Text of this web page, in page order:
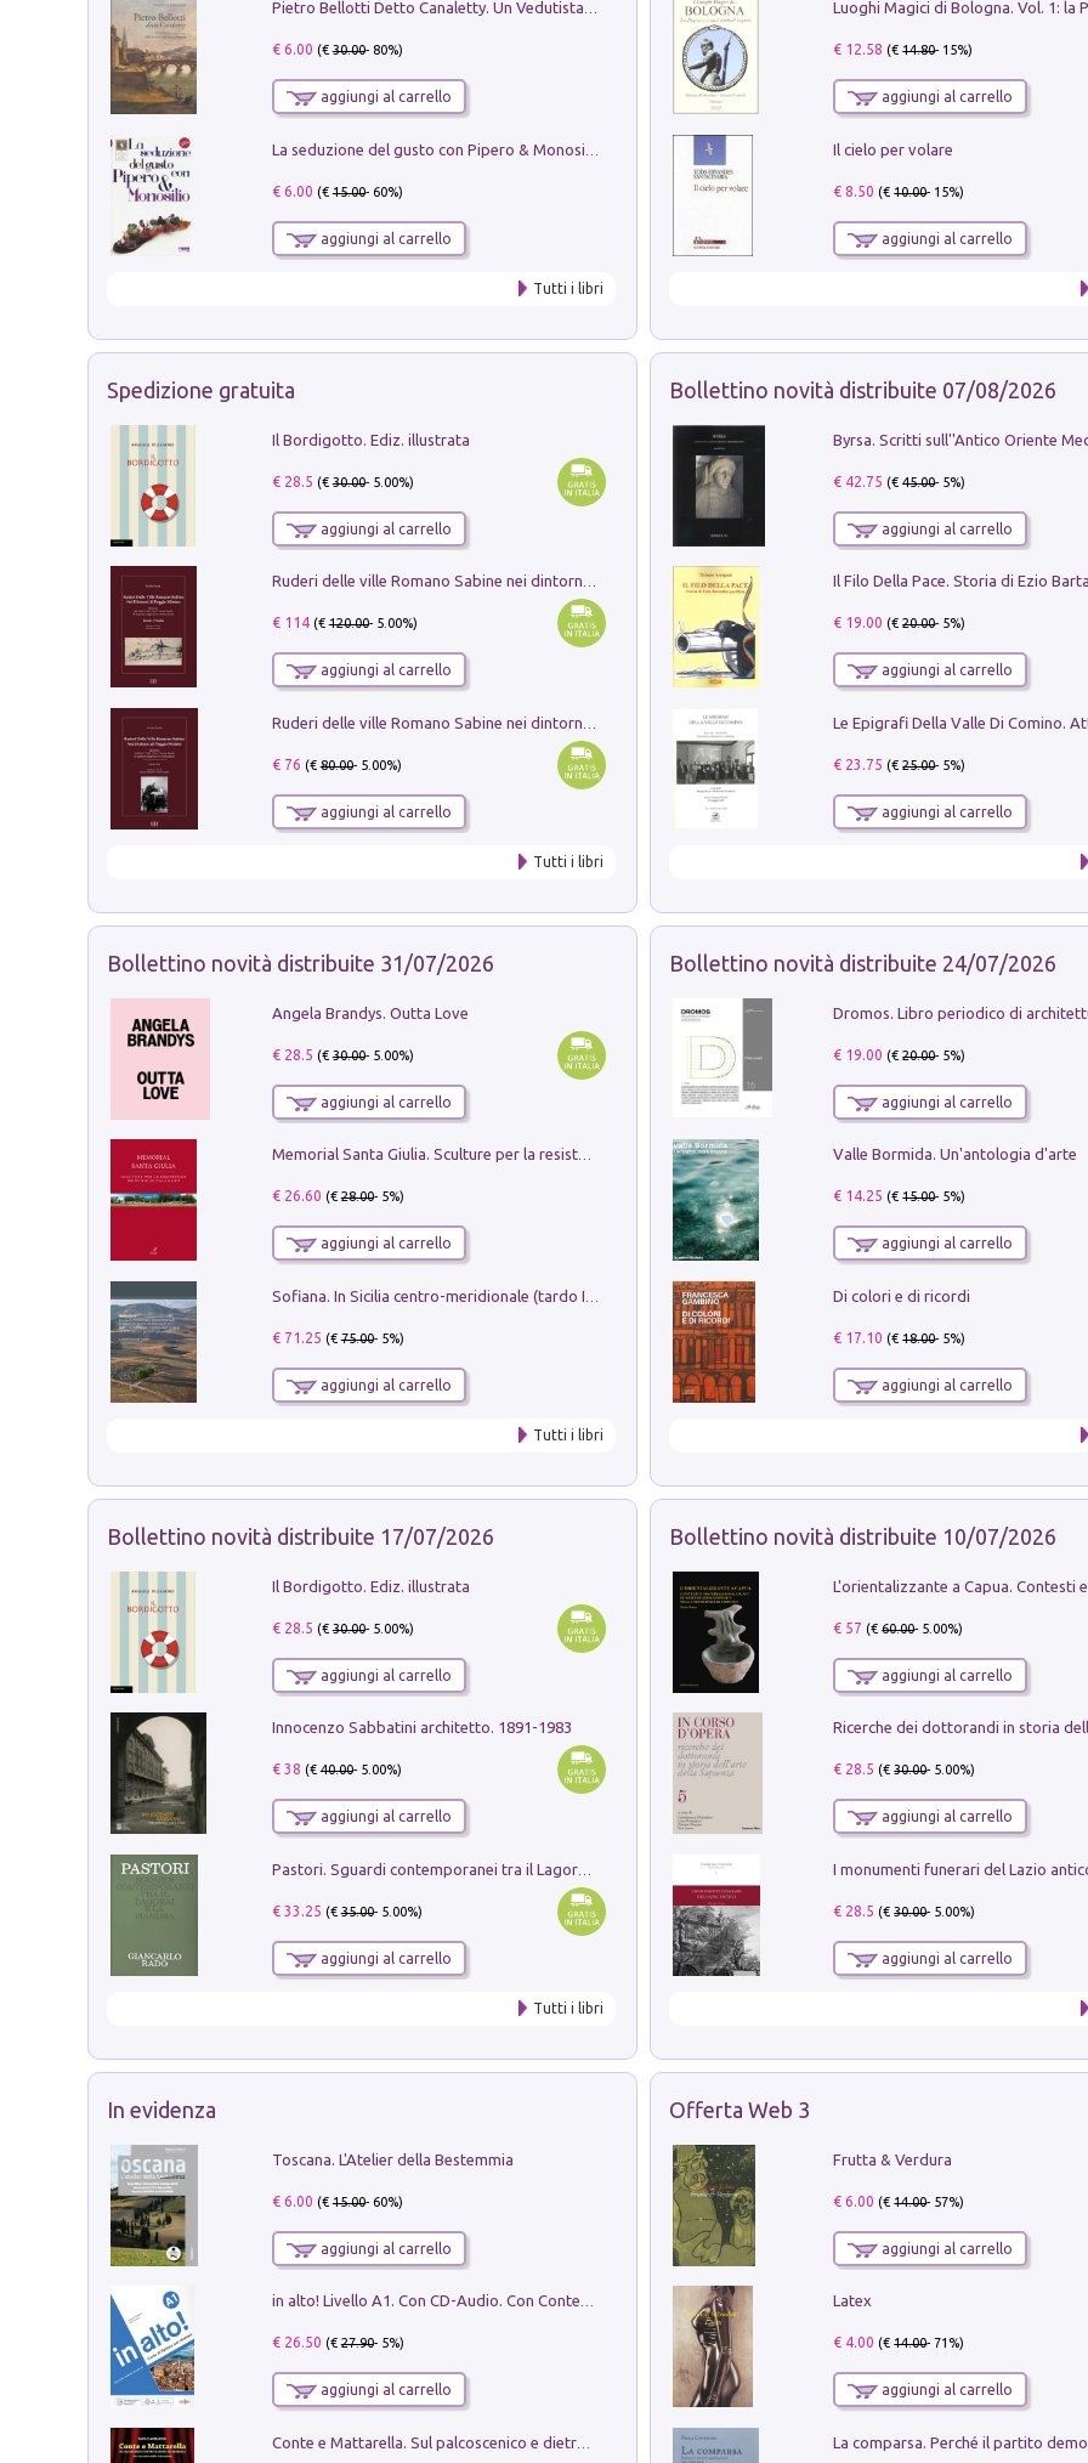
Pietro Bellotti Detto Canaletty. Un Vedutista Veneziano nella Francia dell'Ancien Régime
€ 6.00 (€30.00- 80%)
aggiungi al carrello
€ 6.00 (€15.00- 60%)
aggiungi al carrello
Tutti i libri
€ 12.58 (€14.80- 15%)
aggiungi al carrello
Il cielo per volare
€ 8.50 (€10.00- 15%)
aggiungi al carrello
Spedizione gratuita
Il Bordigotto. Ediz. illustrata
€ 28.5 (€30.00- 5.00%)
aggiungi al carrello
Ruderi delle ville Romano Sabine nei dintorni di Poggio Mirteto. Illustrati dal dott.re prof.re cav.re Ercole Nardi regio ispettore degli scavi e monumenti. Anno 1885. Tavole e studio. Con 25 tavole fuori testo in cartella editoriale
€ 114(€120.00- 5.00%)
aggiungi al carrello
€ 76 (€80.00- 5.00%)
aggiungi al carrello
Tutti i libri
Bollettino novità distribuite 07/08/2026
€ 42.75 (€45.00- 5%)
aggiungi al carrello
€ 19.00 (€20.00- 5%)
aggiungi al carrello
€ 23.75 (€25.00- 5%)
aggiungi al carrello
Bollettino novità distribuite 31/07/2026
Angela Brandys. Outta Love
€ 28.5 (€30.00- 5.00%)
aggiungi al carrello
Memorial Santa Giulia. Sculture per la resistenza Monchio di Palagano
€ 26.60 (€28.00- 5%)
aggiungi al carrello
€ 71.25 (€75.00- 5%)
aggiungi al carrello
Tutti i libri
Bollettino novità distribuite 24/07/2026
€ 19.00 (€20.00- 5%)
aggiungi al carrello
Valle Bormida. Un'antologia d'arte
€ 14.25 (€15.00- 5%)
aggiungi al carrello
Di colori e di ricordi
€ 17.10 (€18.00- 5%)
aggiungi al carrello
Bollettino novità distribuite 17/07/2026
Il Bordigotto. Ediz. illustrata
€ 28.5 (€30.00- 5.00%)
aggiungi al carrello
Innocenzo Sabbatini architetto. 1891-1983
€ 38 (€40.00- 5.00%)
aggiungi al carrello
Pastori. Sguardi contemporanei tra il Lagorai e la pianura. Ediz. illustrata
€ 33.25 (€35.00- 5.00%)
aggiungi al carrello
Tutti i libri
Bollettino novità distribuite 10/07/2026
€ 57 (€60.00- 5.00%)
aggiungi al carrello
€ 28.5 (€30.00- 5.00%)
aggiungi al carrello
€ 28.5 (€30.00- 5.00%)
aggiungi al carrello
In evidenza
Toscana. L'Atelier della Bestemmia
€ 6.00 (€15.00- 60%)
aggiungi al carrello
in alto! Livello A1. Con CD-Audio. Con Contenuto digitale per accesso on line
€ 26.50 (€27.90- 5%)
aggiungi al carrello
Conte e Mattarella. Sul palcoscenico e dietro le quinte del Quirinale. Un racconto sulle istituzioni
Offerta Web 3
Frutta & Verdura
€ 6.00 (€14.00- 57%)
aggiungi al carrello
Latex
€ 4.00 (€14.00- 71%)
aggiungi al carrello